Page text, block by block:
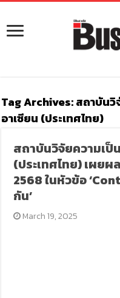
Tag Archives:สถาบันวิ
อาเซียน (ประเทศไทย)
สถาบันวิจัยความเป็
(ประเทศไทย) เผย
2568 ในหัวข้อ
กัน’
March 19, 2025